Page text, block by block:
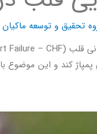
تحقیق و توسعه
کند و این موضوع